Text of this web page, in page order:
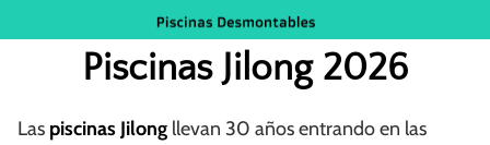
al
Piscinas Jilong 2026
Las piscinas Jilong llevan 30 años entrando en las